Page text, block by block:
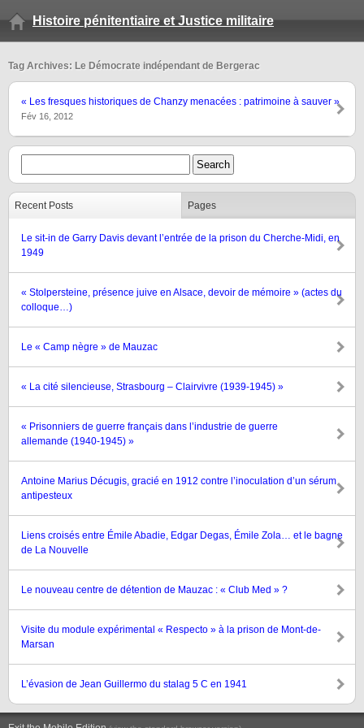
Histoire pénitentiaire et Justice militaire
Tag Archives: Le Démocrate indépendant de Bergerac
« Les fresques historiques de Chanzy menacées : patrimoine à sauver »
Fév 16, 2012
Recent Posts Pages
Le sit-in de Garry Davis devant l’entrée de la prison du Cherche-Midi, en
1949
« Stolpersteine, présence juive en Alsace, devoir de mémoire » (actes du
colloque…)
Le « Camp nègre » de Mauzac
« La cité silencieuse, Strasbourg – Clairvivre (1939-1945) »
« Prisonniers de guerre français dans l’industrie de guerre
allemande (1940-1945) »
Antoine Marius Décugis, gracié en 1912 contre l’inoculation d’un sérum
antipesteux
Liens croisés entre Émile Abadie, Edgar Degas, Émile Zola… et le bagne
de La Nouvelle
Le nouveau centre de détention de Mauzac : « Club Med » ?
Visite du module expérimental « Respecto » à la prison de Mont-de-
Marsan
L’évasion de Jean Guillermo du stalag 5 C en 1941